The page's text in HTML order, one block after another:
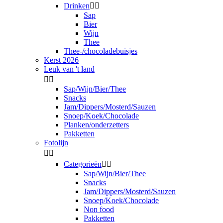
Drinken 
Sap
Bier
Wijn
Thee
Thee-/chocoladebuisjes
Kerst 2026
Leuk van 't land
 
Sap/Wijn/Bier/Thee
Snacks
Jam/Dippers/Mosterd/Sauzen
Snoep/Koek/Chocolade
Planken/onderzetters
Pakketten
Fotolijn
 
Categorieën 
Sap/Wijn/Bier/Thee
Snacks
Jam/Dippers/Mosterd/Sauzen
Snoep/Koek/Chocolade
Non food
Pakketten